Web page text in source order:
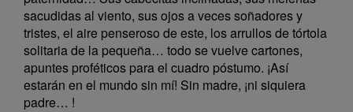
sacudidas al viento, sus ojos a veces soñadores y
tristes, el aire penseroso de este, los arrullos de tórtola
solitaria de la pequeña… todo se vuelve cartones,
apuntes proféticos para el cuadro póstumo. ¡Así
estarán en el mundo sin mí! Sin madre, ¡ni siquiera
padre… !